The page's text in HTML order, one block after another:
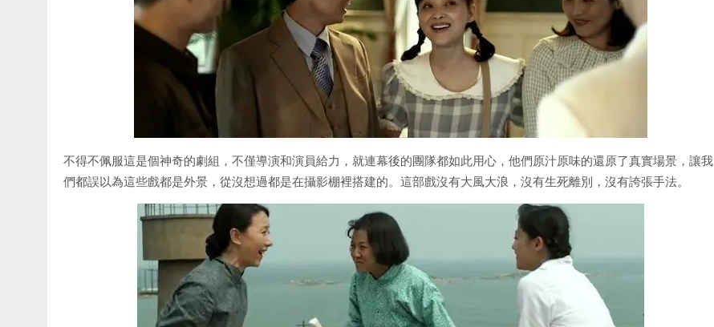
不得不佩服這是個神奇的劇組，不僅導演和演員給力，就連幕後的團隊都如此用心，他們原汁原味的還原了真實場景，讓我
們都誤以為這些戲都是外景，從沒想過都是在攝影棚裡搭建的。這部戲沒有大風大浪，沒有生死離別，沒有誇張手法。